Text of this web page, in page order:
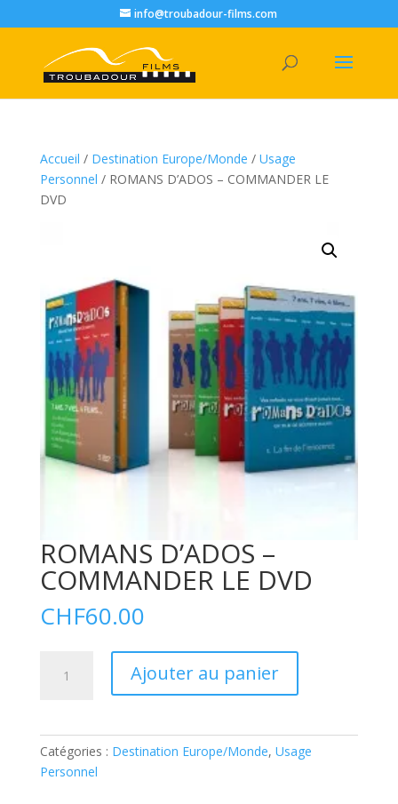
info@troubadour-films.com
Accueil / Destination Europe/Monde / Usage
Personnel / ROMANS D’ADOS – COMMANDER LE
DVD
ROMANS D’ADOS –
COMMANDER LE DVD
CHF60.00
COMMANDER
Ajouter au panier
n
Catégories : Destination Europe/Monde, Usage
Personnel